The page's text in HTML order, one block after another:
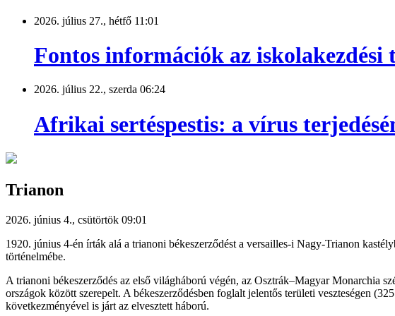
2026. július 27., hétfő 11:01
Fontos információk az iskolakezdési
2026. július 22., szerda 06:24
Afrikai sertéspestis: a vírus
Trianon
2026. június 4., csütörtök 09:01
1920. június 4-én írták alá a trianoni békeszerződést a versailles-i Nagy-Trianon
történelmébe.
A trianoni békeszerződés az első világháború végén, az Osztrák–Magyar Monarchia
országok között szerepelt. A békeszerződésben foglalt jelentős területi veszteségen
következményével is járt az elvesztett háború.